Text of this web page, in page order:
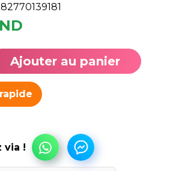
Ajouter au panier